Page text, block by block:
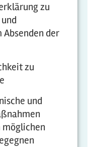
zu
der
zu
und